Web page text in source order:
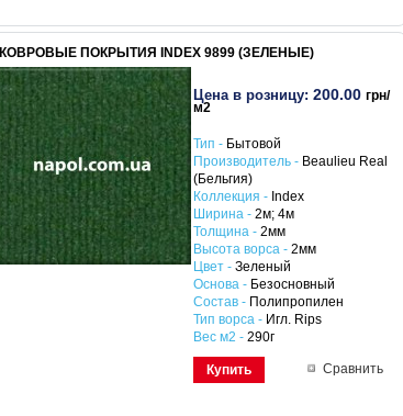
КОВРОВЫЕ ПОКРЫТИЯ INDEX 9899 (ЗЕЛЕНЫЕ)
Цена в розницу: 200.00 грн/
м2
Тип - Бытовой
Производитель - Beaulieu Real
(Бельгия)
Коллекция - Index
Ширина - 2м; 4м
Толщина - 2мм
Высота ворса - 2мм
Цвет - Зеленый
Основа - Безосновный
Состав - Полипропилен
Тип ворса - Игл. Rips
Вес м2 - 290г
Купить Сравнить